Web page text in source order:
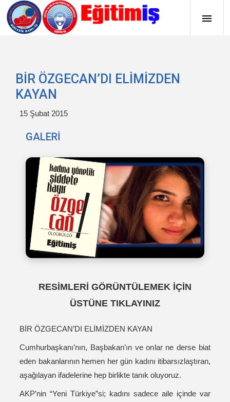
BİR ÖZGECAN’DI ELİMİZDEN
KAYAN
15 Şubat 2015
GALERİ
RESİMLERİ GÖRÜNTÜLEMEK İÇİN
ÜSTÜNE TIKLAYINIZ
BİR ÖZGECAN’DI ELİMİZDEN KAYAN
Cumhurbaşkanı’nın, Başbakan’ın ve onlar ne derse biat
eden bakanlarının hemen her gün kadını itibarsızlaştıran,
aşağılayan ifadelerine hep birlikte tanık oluyoruz.
AKP’nin “Yeni Türkiye”si; kadını sadece aile içinde var